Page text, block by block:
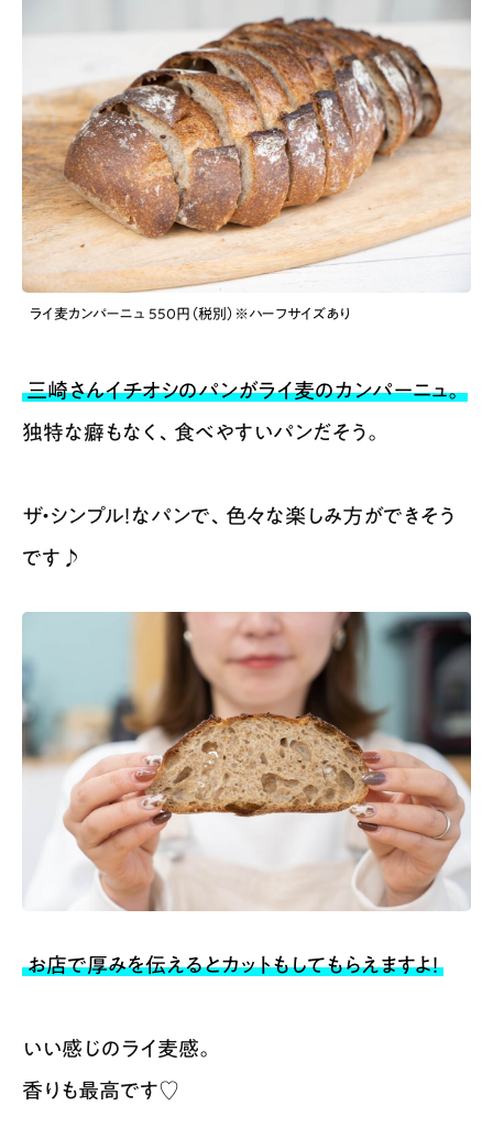
ライ麦カンパーニュ 550円（税別）※ハーフサイズあり
三崎さんイチオシのパンがライ麦のカンパーニュ。
独特な癖もなく、食べやすいパンだそう。
ザ・シンプル！なパンで、色々な楽しみ方ができそう
です♪
お店で厚みを伝えるとカットもしてもらえますよ！
いい感じのライ麦感。
香りも最高です♡